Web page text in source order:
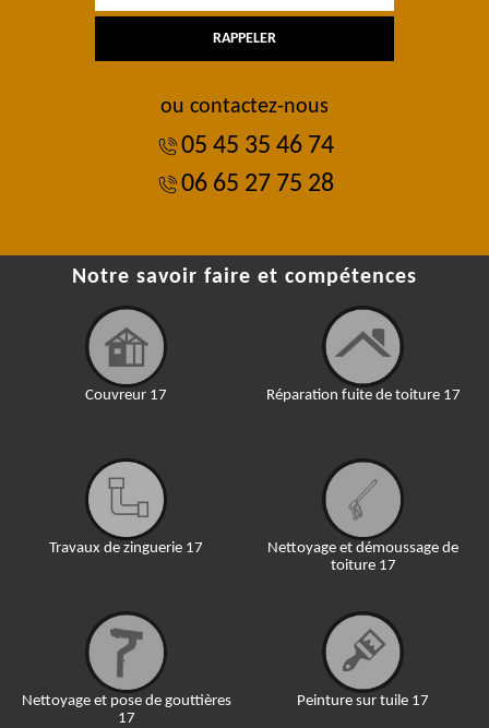
ou contactez-nous
05 45 35 46 74
06 65 27 75 28
Notre savoir faire et compétences
Couvreur 17
Travaux de zinguerie 17
Nettoyage et pose de gouttières
17
Réparation fuite de toiture 17
Nettoyage et démoussage de
toiture 17
Peinture sur tuile 17